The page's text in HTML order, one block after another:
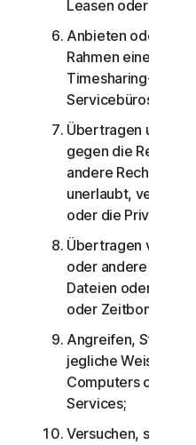
Leasen oder
Anbieten oder
Rahmen eines
Timesharing-,
Servicebürosystems;
Übertragen und
gegen die Rechte
andere Rechte
unerlaubt,
oder die
Übertragen von
oder andere
Dateien oder
oder Zeitbomben
Angreifen, Stören,
jegliche Weise
Computers oder
Services;
Versuchen, sich